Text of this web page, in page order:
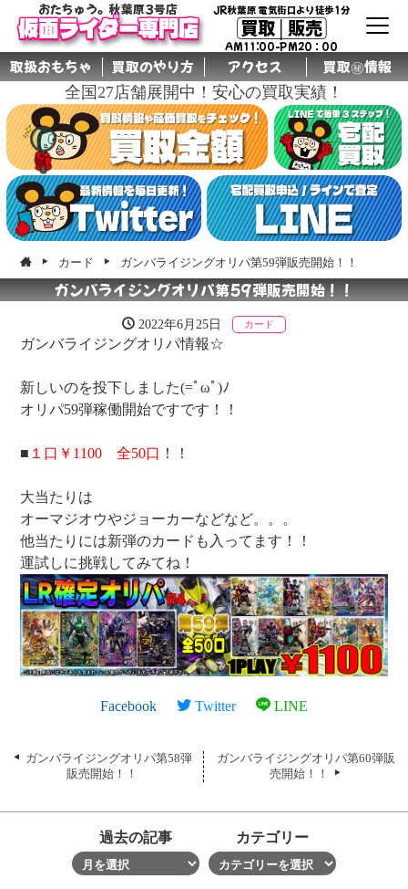
おたちゅう。秋葉原3号店
仮面ライダー専門店
JR秋葉原 電気街口より徒歩1分
買取│販売
AM11:00-PM20：00
取扱おもちゃ 買取のやり方 アクセス 買取㊙情報
グル
ープ
店舗
全国27店舗展開中！安心の買取実績！
カード ガンバライジングオリパ第59弾販売開始！！
ガンバライジングオリパ第59弾販売開始！！
2022年6月25日 カード
ガンバライジングオリパ情報☆
新しいのを投下しました(=ﾟωﾟ)ﾉ
オリパ59弾稼働開始ですです！！
■ １口￥1100 全50口 ！！
大当たりは
オーマジオウやジョーカーなどなど。。。
他当たりには新弾のカードも入ってます！！
運試しに挑戦してみてね！
Facebook Twitter LINE
ガンバライジングオリパ第58弾
販売開始！！
ガンバライジングオリパ第60弾販
売開始！！
過去の記事 カテゴリー